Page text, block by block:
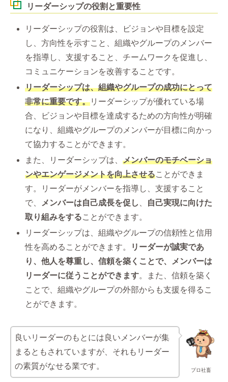
リーダーシップの役割と重要性
リーダーシップの役割は、ビジョンや目標を設定
し、方向性を示すこと、組織やグループのメンバー
を指導し、支援すること、チームワークを促進し、
コミュニケーションを改善することです。
リーダーシップは、組織やグループの成功にとって
非常に重要です。リーダーシップが優れている場
合、ビジョンや目標を達成するための方向性が明確
になり、組織やグループのメンバーが目標に向かっ
て協力することができます。
また、リーダーシップは、メンバーのモチベーショ
ンやエンゲージメントを向上させることができま
す。リーダーがメンバーを指導し、支援すること
で、
メンバーは自己成長を促し
自己実現に向けた
取り組みをすることができます。
リーダーシップは、組織やグループの信頼性と信用
性を高めることができます。
リーダーが誠実であ
り、他人を尊重し、信頼を築くことで、メンバーは
リーダーに従うことができます。また、信頼を築く
ことで、組織やグループの外部からも支援を得るこ
とができます。
プロ社畜
良いリーダーのもとには良いメンバーが集
まるともされていますが、それもリーダー
の素質がなせる業です。